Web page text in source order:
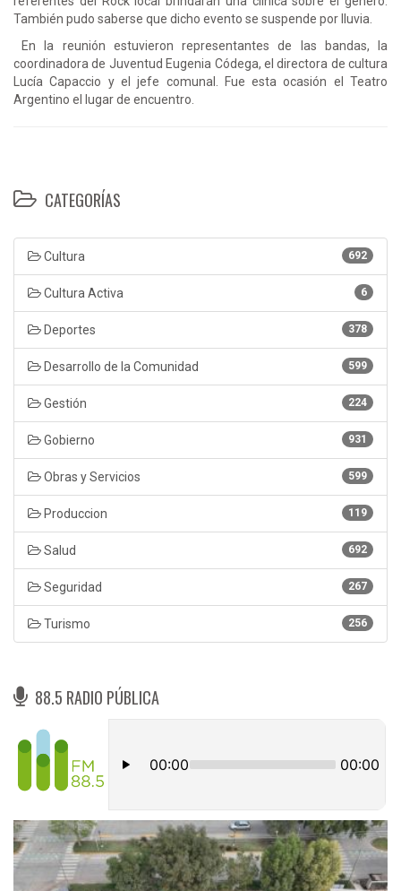
También pudo saberse que dicho evento se suspende por lluvia.
En la reunión estuvieron representantes de las bandas, la
coordinadora de Juventud Eugenia Códega, el directora de cultura
Lucía Capaccio y el jefe comunal. Fue esta ocasión el Teatro
Argentino el lugar de encuentro.
CATEGORÍAS
692
Cultura
6
Cultura Activa
378
Deportes
599
Desarrollo de la Comunidad
224
Gestión
931
Gobierno
599
Obras y Servicios
119
Produccion
692
Salud
267
Seguridad
256
Turismo
88.5 RADIO PÚBLICA